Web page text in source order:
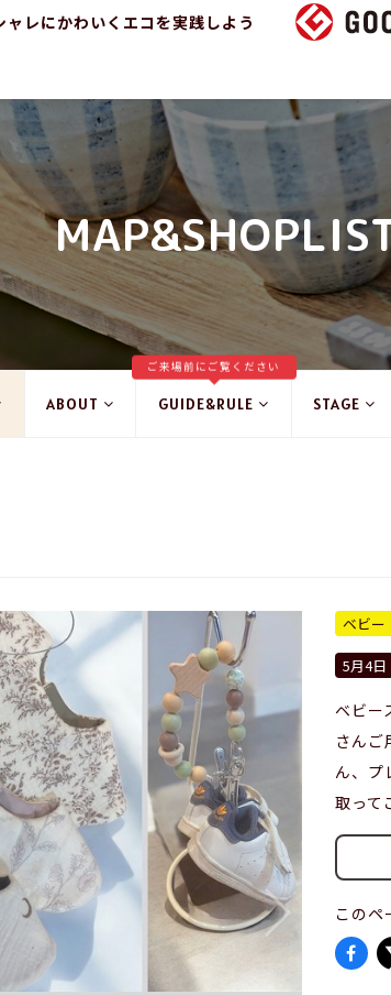
ャレにかわいくエコを実践しよう
ABOUT GUIDE&RULE
ご来場前にご覧ください
STAGE
ベビー
5月4日
ベビー
さんご
ん、プ
取って
このペ